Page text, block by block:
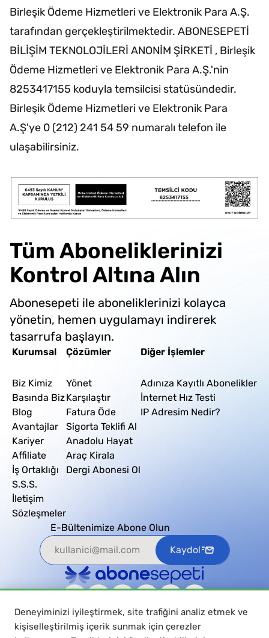
Birleşik Ödeme Hizmetleri ve Elektronik Para A.Ş.
tarafından gerçekleştirilmektedir. ABONESEPETİ
BİLİŞİM TEKNOLOJİLERİ ANONİM ŞİRKETİ , Birleşik
Ödeme Hizmetleri ve Elektronik Para A.Ş.'nin
8253417155 koduyla temsilcisi statüsündedir.
Birleşik Ödeme Hizmetleri ve Elektronik Para
A.Ş'ye 0 (212) 241 54 59 numaralı telefon ile
ulaşabilirsiniz.
Tüm Aboneliklerinizi
Kontrol Altına Alın
Abonesepeti ile aboneliklerinizi kolayca
yönetin, hemen uygulamayı indirerek
tasarrufa başlayın.
Kurumsal
Biz Kimiz
Basında Biz
Blog
Avantajlar
Kariyer
Affiliate
İş Ortaklığı
S.S.S.
İletişim
Sözleşmeler
Çözümler
Yönet
Karşılaştır
Fatura Öde
Sigorta Teklifi Al
Anadolu Hayat
Araç Kirala
Dergi Abonesi Ol
Diğer İşlemler
Adınıza Kayıtlı Abonelikler
İnternet Hız Testi
IP Adresim Nedir?
E-Bültenimize Abone Olun
Kaydol
Deneyiminizi iyileştirmek, site trafiğini analiz etmek ve
kişiselleştirilmiş içerik sunmak için çerezler